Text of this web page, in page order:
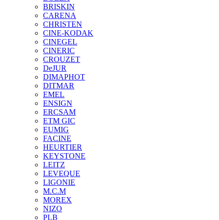
BRISKIN
CARENA
CHRISTEN
CINE-KODAK
CINEGEL
CINERIC
CROUZET
DeJUR
DIMAPHOT
DITMAR
EMEL
ENSIGN
ERCSAM
ETM GIC
EUMIG
FACINE
HEURTIER
KEYSTONE
LEITZ
LEVEQUE
LIGONIE
M.C.M
MOREX
NIZO
PLB